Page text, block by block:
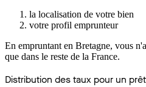
la localisation de votre bien
votre profil emprunteur
En empruntant en Bretagne, vous
que dans le reste de la France.
Distribution des taux pour un